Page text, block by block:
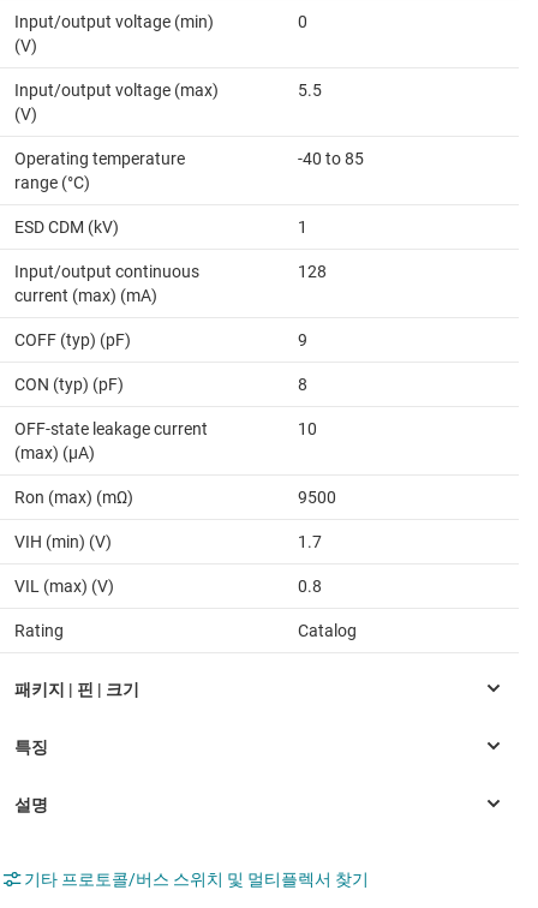
Input/output voltage (min)
(V)
0
Input/output voltage (max)
(V)
5.5
Operating temperature
range (°C)
-40 to 85
ESD CDM (kV) 1
Input/output continuous
current (max) (mA)
128
COFF (typ) (pF) 9
CON (typ) (pF) 8
OFF-state leakage current
(max) (µA)
10
Ron (max) (mΩ) 9500
VIH (min) (V) 1.7
VIL (max) (V) 0.8
Rating Catalog
기타 프로토콜/버스 스위치 및 멀티플렉서 찾기